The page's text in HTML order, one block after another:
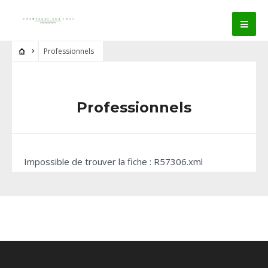
Professionnels
Professionnels
Impossible de trouver la fiche : R57306.xml